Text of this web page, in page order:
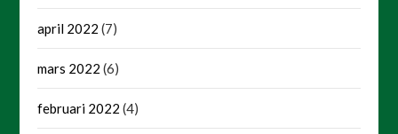
april 2022 (7)
mars 2022 (6)
februari 2022 (4)